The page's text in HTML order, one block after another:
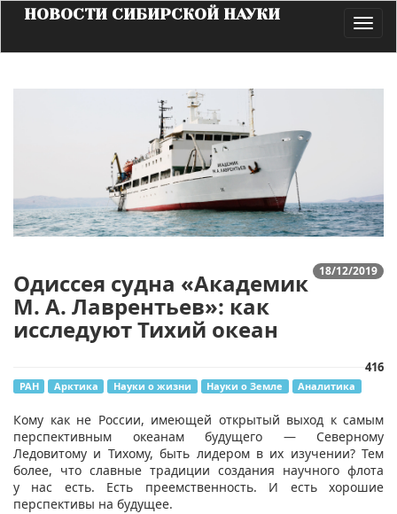
НОВОСТИ СИБИРСКОЙ НАУКИ
18/12/2019
Одиссея судна «Академик
М. А. Лаврентьев»: как
исследуют Тихий океан
416
РАН Арктика Науки о жизни Науки о Земле Аналитика
​Кому как не России, имеющей открытый выход к самым
перспективным океанам будущего — Северному
Ледовитому и Тихому, быть лидером в их изучении? Тем
более, что славные традиции создания научного флота
у нас есть. Есть преемственность. И есть хорошие
перспективы на будущее.